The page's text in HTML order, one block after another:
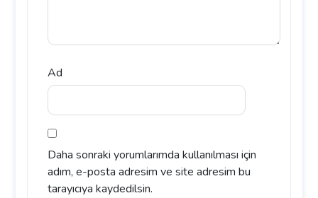
Ad
Daha sonraki yorumlarımda kullanılması için
adım, e-posta adresim ve site adresim bu
tarayıcıya kaydedilsin.